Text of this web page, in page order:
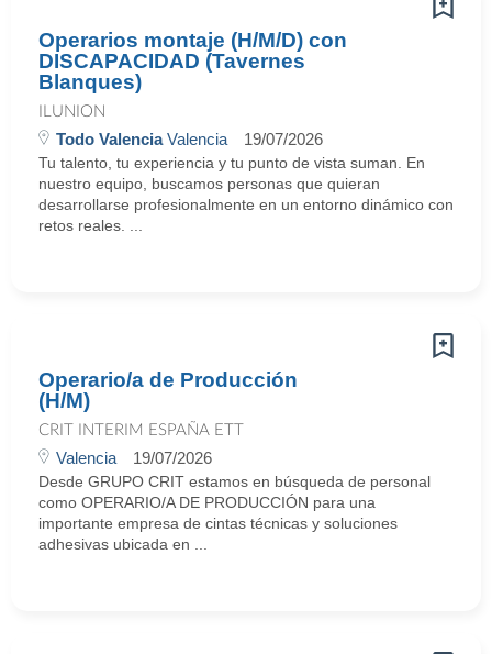
Operarios montaje (H/M/D) con
DISCAPACIDAD (Tavernes
Blanques)
ILUNION
Todo ValenciaValencia 19/07/2026
Tu talento, tu experiencia y tu punto de vista suman. En
nuestro equipo, buscamos personas que quieran
desarrollarse profesionalmente en un entorno dinámico con
retos reales. ...
Operario/a de Producción
(H/M)
CRIT INTERIM ESPAÑA ETT
Valencia 19/07/2026
Desde GRUPO CRIT estamos en búsqueda de personal
como OPERARIO/A DE PRODUCCIÓN para una
importante empresa de cintas técnicas y soluciones
adhesivas ubicada en ...